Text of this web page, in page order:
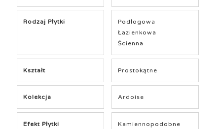
Rodzaj Płytki
Podłogowa
Łazienkowa
Ścienna
Kształt Prostokątne
Kolekcja Ardoise
Efekt Płytki Kamiennopodobne